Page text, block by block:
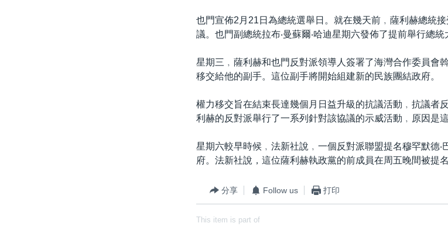
也門宣佈2月21日為總統選舉日。就在幾天前﹐薩利赫總統
議。也門副總統拉布‧曼蘇爾‧哈迪星期六發佈了提前舉行總統
星期三﹐薩利赫和也門反對派領導人簽署了海灣合作委員會
移交給他的副手。這位副手將開始組建新的民族團結政府。
權力移交旨在結束長達幾個月日益升級的抗議活動﹐抗議者
利赫的反對派舉行了一系列針對該協議的示威活動﹐原因是
星期六較早時候﹐法新社說﹐一個反對派聯盟提名穆罕默德‧
府。法新社說，這位薩利赫執政黨的前成員在周五晚間被提
分享 Follow us 打印
This item is part of